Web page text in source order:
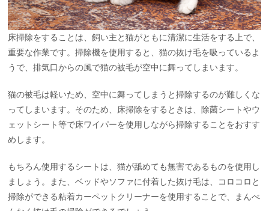
床掃除をすることは、飼い主と猫がともに清潔に生活をする上で、
重要な作業です。掃除機を使用すると、猫の抜け毛を吸っているよ
うで、排気口からの風で猫の被毛が空中に舞ってしまいます。
猫の被毛は軽いため、空中に舞ってしまうと掃除するのが難しくな
ってしまいます。そのため、床掃除をするときは、除菌シートやウ
ェットシート等で床ワイパーを使用しながら掃除することをおすす
めします。
もちろん使用するシートは、猫が舐めても無害であるものを使用し
ましょう。また、ベッドやソファに付着した抜け毛は、コロコロと
掃除ができる粘着カーペットクリーナーを使用することで、まんべ